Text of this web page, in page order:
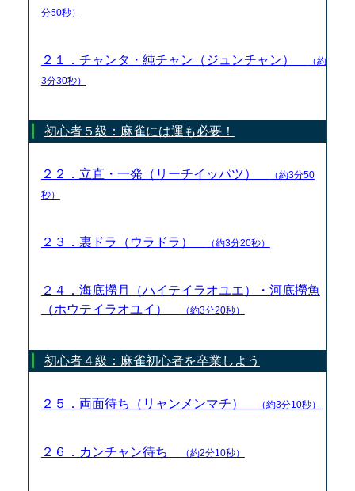
分50秒）
２１．チャンタ・純チャン（ジュンチャン）
（約
3分30秒）
初心者５級：麻雀には運も必要！
２２．立直・一発（リーチイッパツ）
（約3分50
秒）
２３．裏ドラ（ウラドラ） （約3分20秒）
２４．海底撈月（ハイテイラオユエ）・河底撈魚
（ホウテイラオユイ）
（約3分20秒）
初心者４級：麻雀初心者を卒業しよう
２５．両面待ち（リャンメンマチ） （約3分10秒）
２６．カンチャン待ち （約2分10秒）